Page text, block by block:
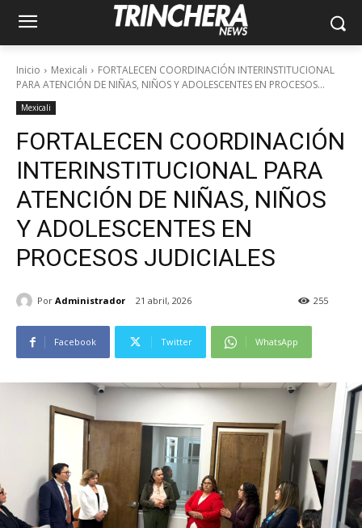
Inicio Mexicali
FORTALECEN COORDINACIÓN INTERINSTITUCIONAL
PARA ATENCIÓN DE NIÑAS, NIÑOS Y ADOLESCENTES EN PROCESOS...
Mexicali
FORTALECEN COORDINACIÓN
INTERINSTITUCIONAL PARA
ATENCIÓN DE NIÑAS, NIÑOS
Y ADOLESCENTES EN
PROCESOS JUDICIALES
Por Administrador 21 abril, 2026 255
Facebook Twitter WhatsApp